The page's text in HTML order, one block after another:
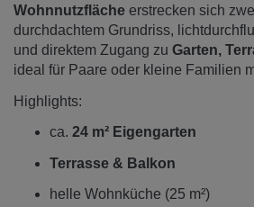
Wohnnutzfläche erstrecken sich
durchdachtem Grundriss,
und direktem Zugang zu Garten,
ideal für Paare oder kleine Familien
Highlights:
ca. 24 m² Eigengarten
Terrasse & Balkon
helle Wohnküche (25 m²)